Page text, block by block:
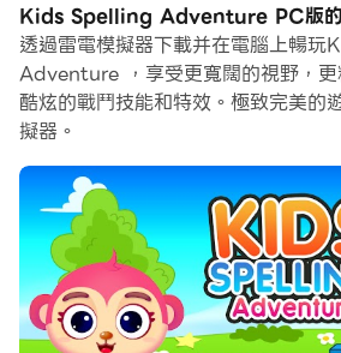
Kids Spelling Adventure PC版的
透過雷電模擬器下載并在電腦上暢
Adventure ，享受更寬闊的視野，更
酷炫的戰鬥技能和特效。極致完美的
擬器。